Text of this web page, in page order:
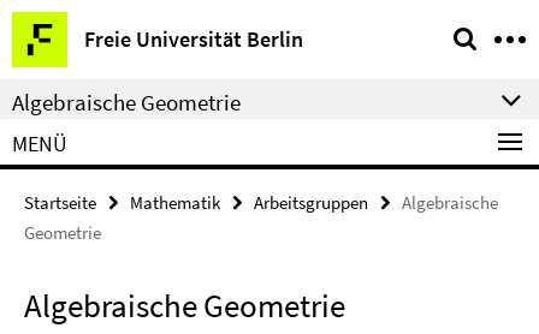
Springe
direkt
zu
Inhalt
Freie Universität Berlin
Service-
Navigation
Algebraische Geometrie
MENÜ
Startseite Mathematik Arbeitsgruppen
Algebraische
Geometrie
Algebraische Geometrie